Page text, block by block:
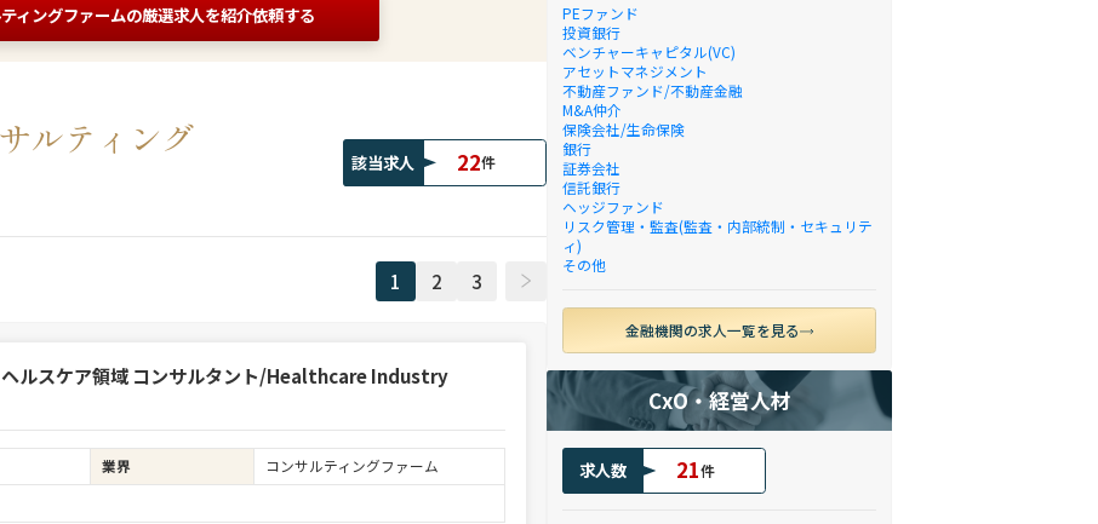
ィングファームの厳選求人を紹介依頼する
ルティング
該当求人 22件
1 2 3
ヘルスケア領域 コンサルタント/Healthcare Industry
業界
コンサルティングファーム
PEファンド
投資銀行
ベンチャーキャピタル(VC)
アセットマネジメント
不動産ファンド/不動産金融
M&A仲介
保険会社/生命保険
銀行
証券会社
信託銀行
ヘッジファンド
リスク管理・監査(監査・内部統制・セキュリテ
ィ)
その他
金融機関の求人一覧を見る
CxO・経営人材
求人数 21件